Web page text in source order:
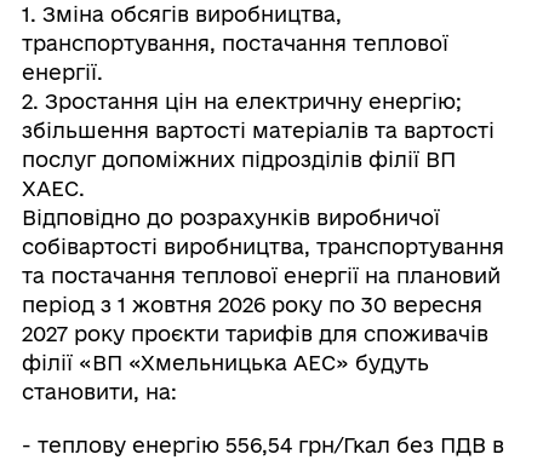
1. Зміна обсягів виробництва,
транспортування, постачання теплової
енергії.
2. Зростання цін на електричну енергію;
збільшення вартості матеріалів та вартості
послуг допоміжних підрозділів філії ВП
ХАЕС.
Відповідно до розрахунків виробничої
собівартості виробництва, транспортування
та постачання теплової енергії на плановий
період з 1 жовтня 2026 року по 30 вересня
2027 року проєкти тарифів для споживачів
філії «ВП «Хмельницька АЕС» будуть
становити, на:
- теплову енергію 556,54 грн/Гкал без ПДВ в